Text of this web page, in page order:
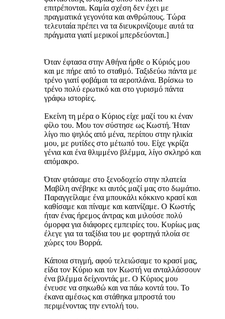
επιτρέπονται. Καμία σχέση δεν έχει με
πραγματικά γεγονότα και ανθρώπους. Τώρα
τελευταία πρέπει να τα διευκρινίζουμε αυτά τα
πράγματα γιατί μερικοί μπερδεύονται.]
Όταν έφτασα στην Αθήνα ήρθε ο Κύριός μου
και με πήρε από το σταθμό. Ταξιδεύω πάντα με
τρένο γιατί φοβάμαι τα αεροπλάνα. Βρίσκω το
τρένο πολύ ερωτικό και στο γυρισμό πάντα
γράφω ιστορίες.
Εκείνη τη μέρα ο Κύριος είχε μαζί του κι έναν
φίλο του. Μου τον σύστησε ως Κωστή. Ήταν
λίγο πιο ψηλός από μένα, περίπου στην ηλικία
μου, με ρυτίδες στο μέτωπό του. Είχε γκρίζα
γένια και ένα θλιμμένο βλέμμα, λίγο σκληρό και
απόμακρο.
Όταν φτάσαμε στο ξενοδοχείο στην πλατεία
Μαβίλη ανέβηκε κι αυτός μαζί μας στο δωμάτιο.
Παραγγείλαμε ένα μπουκάλι κόκκινο κρασί και
καθίσαμε και πίναμε και καπνίζαμε. Ο Κωστής
ήταν ένας ήρεμος άντρας και μιλούσε πολύ
όμορφα για διάφορες εμπειρίες του. Κυρίως μας
έλεγε για τα ταξίδια του με φορτηγά πλοία σε
χώρες του Βορρά.
Κάποια στιγμή, αφού τελειώσαμε το κρασί μας,
είδα τον Κύριο και τον Κωστή να ανταλλάσσουν
ένα βλέμμα δείχνοντάς με. Ο Κύριος μου
ένευσε να σηκωθώ και να πάω κοντά του. Το
έκανα αμέσως και στάθηκα μπροστά του
περιμένοντας την εντολή του.